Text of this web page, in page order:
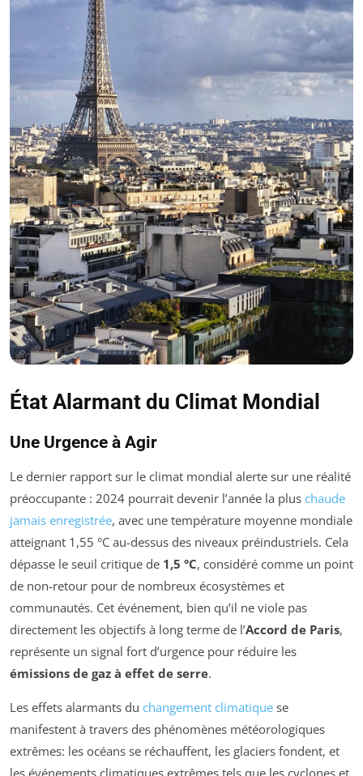
État Alarmant du Climat Mondial
Une Urgence à Agir
Le dernier rapport sur le climat mondial alerte sur une réalité
préoccupante : 2024 pourrait devenir l’année la plus chaude
jamais enregistrée, avec une température moyenne mondiale
atteignant 1,55 °C au-dessus des niveaux préindustriels. Cela
dépasse le seuil critique de 1,5 °C, considéré comme un point
de non-retour pour de nombreux écosystèmes et
communautés. Cet événement, bien qu’il ne viole pas
directement les objectifs à long terme de l’Accord de Paris,
représente un signal fort d’urgence pour réduire les
émissions de gaz à effet de serre.
Les effets alarmants du changement climatique se
manifestent à travers des phénomènes météorologiques
extrêmes: les océans se réchauffent, les glaciers fondent, et